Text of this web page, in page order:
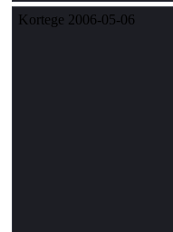
Kortege 2006-05-06